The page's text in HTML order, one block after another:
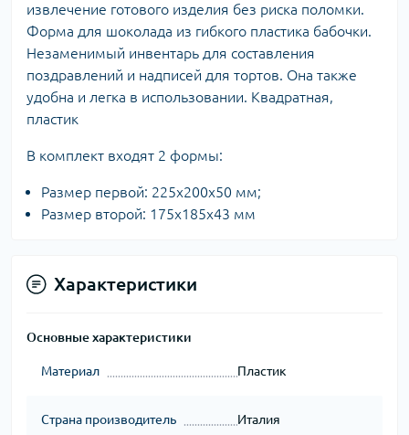
извлечение готового изделия без риска поломки.
Форма для шоколада из гибкого пластика бабочки.
Незаменимый инвентарь для составления
поздравлений и надписей для тортов. Она также
удобна и легка в использовании. Квадратная,
пластик
В комплект входят 2 формы:
Размер первой: 225х200x50 мм;
Размер второй: 175х185x43 мм
Характеристики
Основные характеристики
Материал Пластик
Страна производитель Италия